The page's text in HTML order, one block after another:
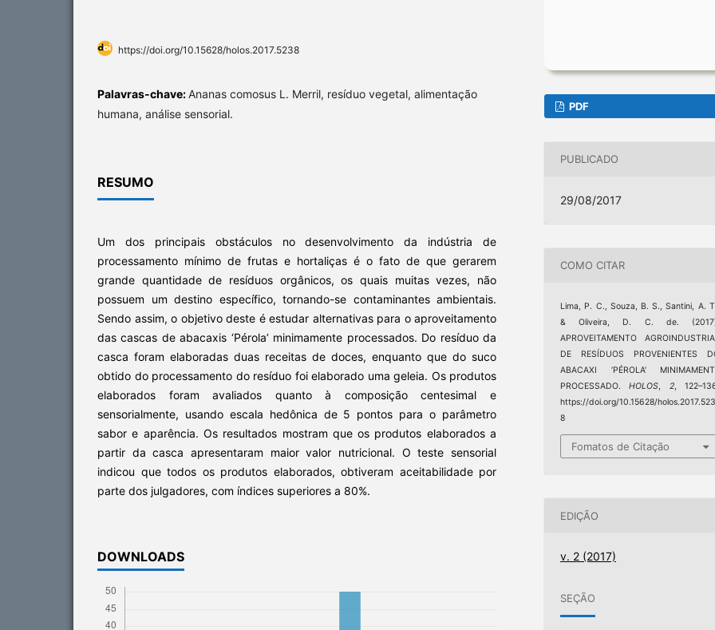
https://doi.org/10.15628/holos.2017.5238
Palavras-chave:Ananas comosus L. Merril, resíduo vegetal, alimentação
humana, análise sensorial.
RESUMO
Um dos principais obstáculos no desenvolvimento da indústria de
processamento mínimo de frutas e hortaliças é o fato de que gerarem
grande quantidade de resíduos orgânicos, os quais muitas vezes, não
possuem um destino específico, tornando-se contaminantes ambientais.
Sendo assim, o objetivo deste é estudar alternativas para o aproveitamento
das cascas de abacaxis ‘Pérola’ minimamente processados. Do resíduo da
casca foram elaboradas duas receitas de doces, enquanto que do suco
obtido do processamento do resíduo foi elaborado uma geleia. Os produtos
elaborados foram avaliados quanto à composição centesimal e
sensorialmente, usando escala hedônica de 5 pontos para o parâmetro
sabor e aparência. Os resultados mostram que os produtos elaborados a
partir da casca apresentaram maior valor nutricional. O teste sensorial
indicou que todos os produtos elaborados, obtiveram aceitabilidade por
parte dos julgadores, com índices superiores a 80%.
DOWNLOADS
PDF
PUBLICADO
29/08/2017
COMO CITAR
Lima, P. C., Souza, B. S., Santini, A.
& Oliveira, D. C. de.
APROVEITAMENTO
DE RESÍDUOS PROVENIENTES
ABACAXI ’PÉROLA’
PROCESSADO.HOLOS 2,
https://doi.org/10.15628/holos.2017.523
8
Fomatos de Citação
EDIÇÃO
v. 2 (2017)
SEÇÃO